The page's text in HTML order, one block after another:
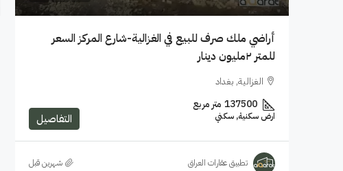
أراضي ملك صرف للبيع في الغزالية-شارع المركز السعر
للمتر ٢مليون دينار
الغزالية, بغداد
137500 متر مربع
ارض سكنية, سكني التفاصيل
تطبيق عقارات العراق ‏شهرين قبل